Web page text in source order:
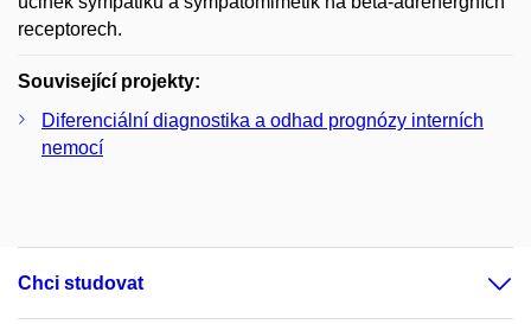
receptorech.
Související projekty:
Diferenciální diagnostika a odhad prognózy interních
nemocí
Chci studovat